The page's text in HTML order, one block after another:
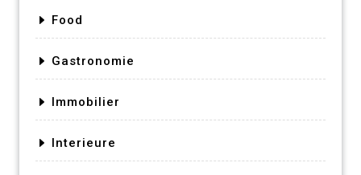
Food
Gastronomie
Immobilier
Interieure